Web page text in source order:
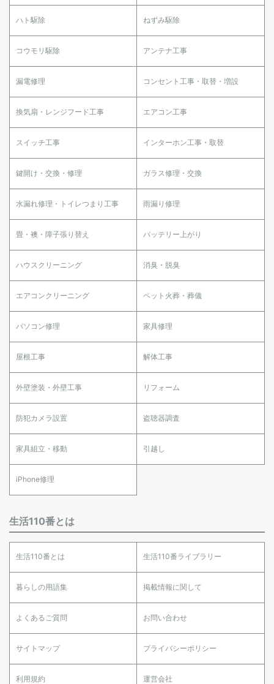
ハト駆除 ねずみ駆除
コウモリ駆除 アンテナ工事
漏電修理 コンセント工事・取替・増設
換気扇・レンジフード工事 エアコン工事
スイッチ工事 インターホン工事・取替
鍵開け・交換・修理 ガラス修理・交換
水漏れ修理・トイレつまり工事 雨漏り修理
畳・襖・障子張り替え バッテリー上がり
ハウスクリーニング 消臭・脱臭
エアコンクリーニング ペット火葬・葬儀
パソコン修理 家具修理
屋根工事 解体工事
外壁塗装・外壁工事 リフォーム
防犯カメラ設置 盗聴器調査
家具組立・移動 引越し
iPhone修理
生活110番とは
生活110番とは 生活110番ライブラリー
暮らしの用語集 掲載情報に関して
よくあるご質問 お問い合わせ
サイトマップ プライバシーポリシー
利用規約 運営会社